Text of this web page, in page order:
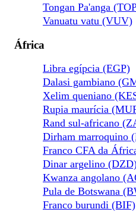
Tongan Pa'anga
Vanuatu vatu (VUV)
África
Libra egípcia (EGP)
Dalasi gambiano
Xelim queniano
Rupia maurícia
Rand sul-africano
Dirham marroquino
Franco CFA da
Dinar argelino
Kwanza angolano
Pula de Botswana
Franco burundi (BIF)